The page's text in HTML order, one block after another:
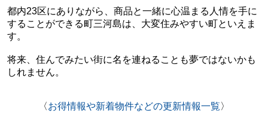
都内23区にありながら、商品と一緒に心温まる人情を手に
することができる町三河島は、大変住みやすい町といえま
す。
将来、住んでみたい街に名を連ねることも夢ではないかも
しれません。
〈お得情報や新着物件などの更新情報一覧〉